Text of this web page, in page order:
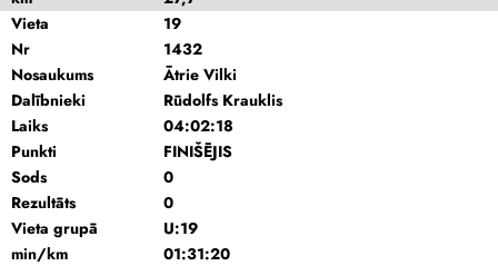
Vieta
19
Nr
1432
Nosaukums
Ātrie Vilki
Dalībnieki
Rūdolfs Krauklis
Laiks
04:02:18
Punkti
FINIŠĒJIS
Sods
0
Rezultāts
0
Vieta grupā
U:19
min/km
01:31:20